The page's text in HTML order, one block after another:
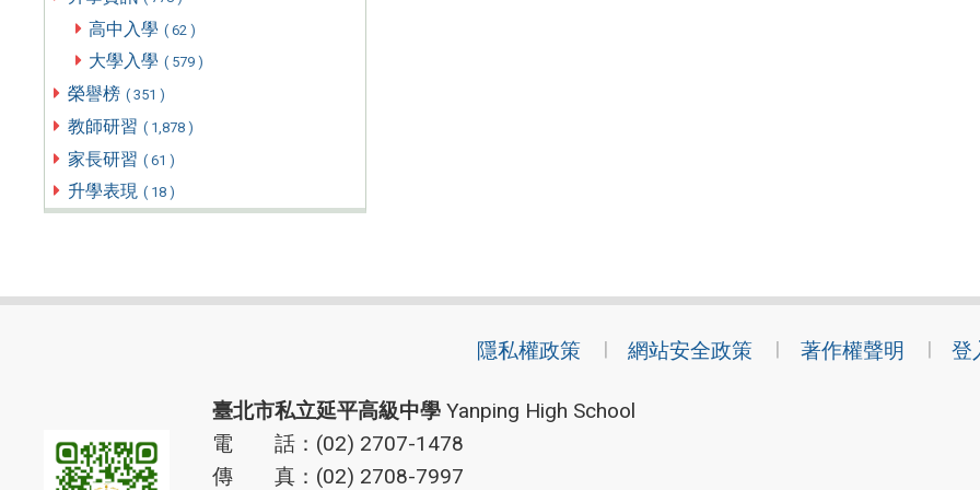
高中入學 ( 62 )
大學入學 ( 579 )
榮譽榜 ( 351 )
教師研習 ( 1,878 )
家長研習 ( 61 )
升學表現 ( 18 )
隱私權政策 網站安全政策 著作權聲明 登
臺北市私立延平高級中學Yanping High School
電 話：(02) 2707-1478
傳 真：(02) 2708-7997